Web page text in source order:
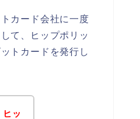
カード会社に一度
て、ヒップポリッ
トカードを発行し
ッ